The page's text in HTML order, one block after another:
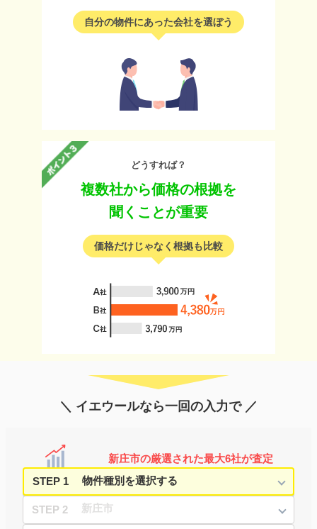
自分の物件にあった会社を選ぼう
どうすれば？
複数社から価格の根拠を
聞くことが重要
価格だけじゃなく根拠も比較
＼ イエウールなら一回の入力で ／
新庄市の厳選された最大6社が査定
STEP 1
STEP 2